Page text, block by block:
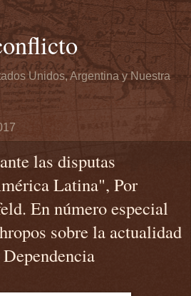
Unidos, Argentina y Nuestra
las disputas
Latina", Por
En número especial
sobre la actualidad